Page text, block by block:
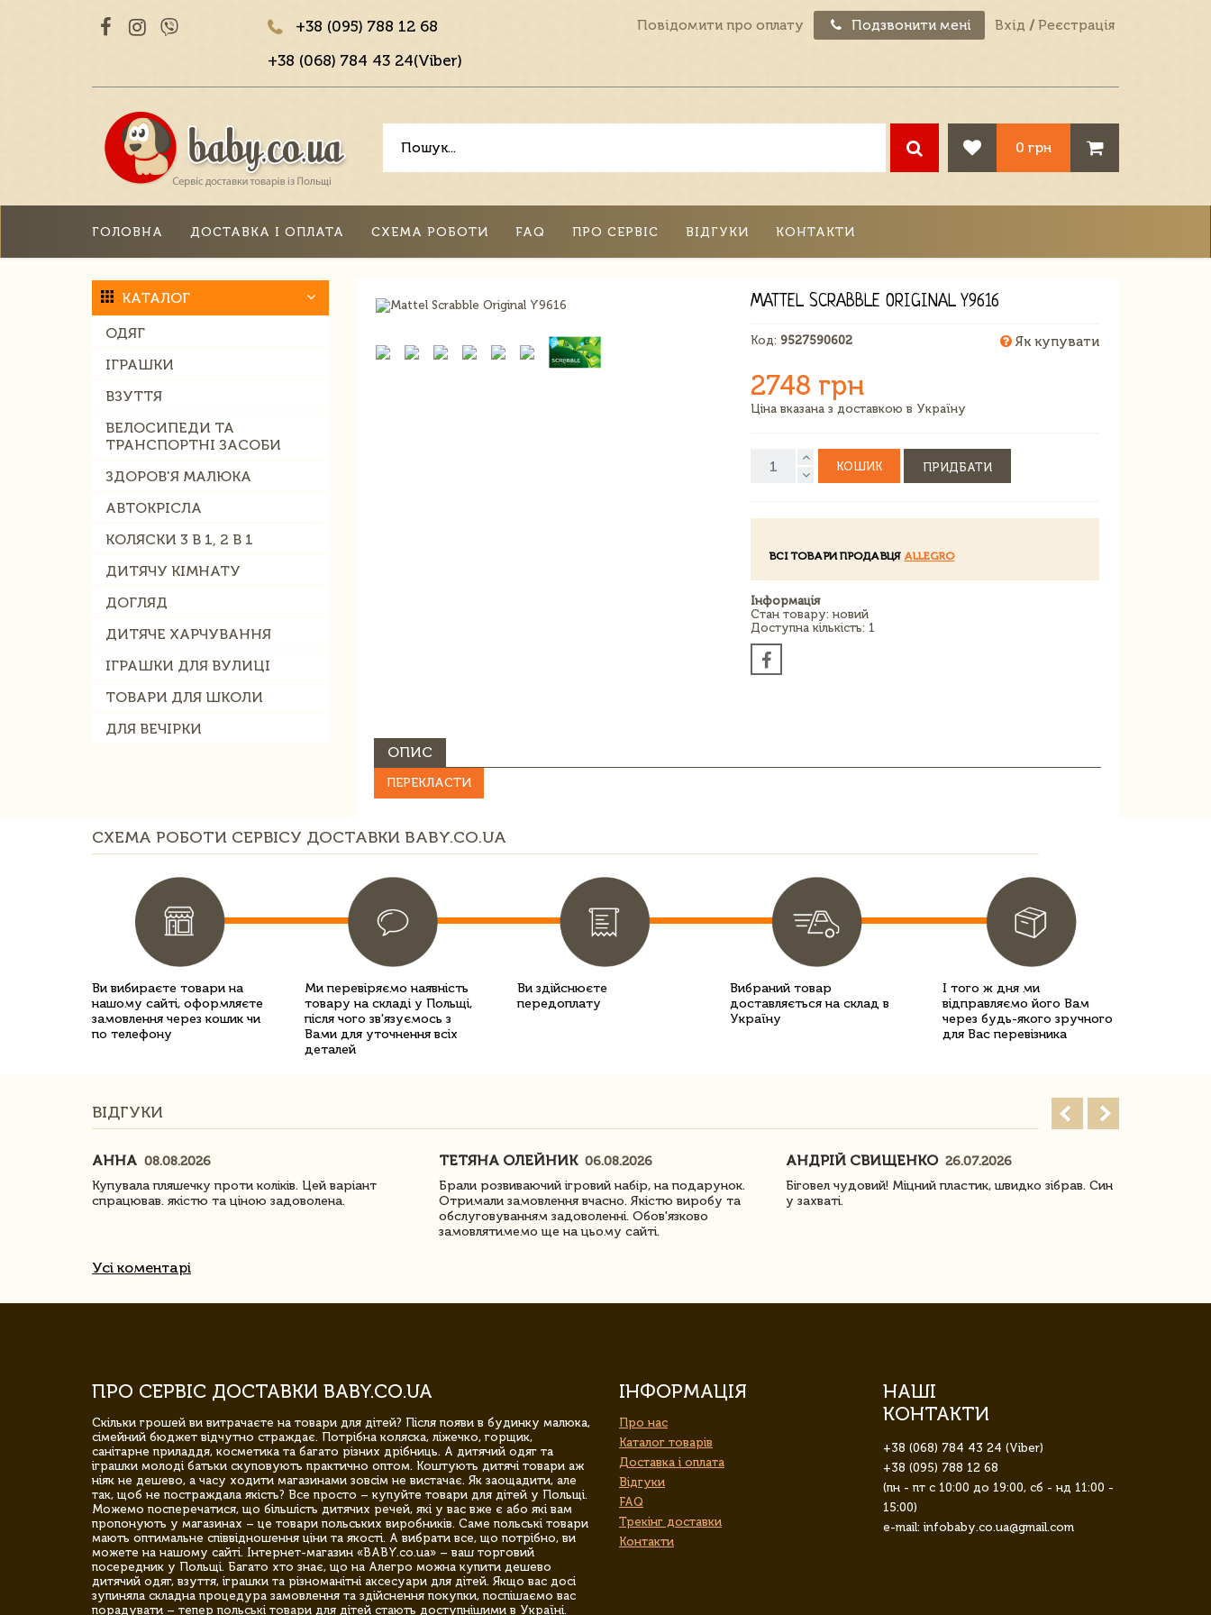
+38 (095) 788 12 68
+38 (068) 784 43 24(Viber)
Повідомити про оплату Подзвонити мені Вхід / Реєстрація
0 грн
ГОЛОВНА ДОСТАВКА І ОПЛАТА СХЕМА РОБОТИ FAQ ПРО СЕРВІС ВІДГУКИ КОНТАКТИ
КАТАЛОГ
ОДЯГ
ІГРАШКИ
ВЗУТТЯ
ВЕЛОСИПЕДИ ТА
ТРАНСПОРТНІ ЗАСОБИ
ЗДОРОВ'Я МАЛЮКА
АВТОКРІСЛА
КОЛЯСКИ 3 В 1, 2 В 1
ДИТЯЧУ КІМНАТУ
ДОГЛЯД
ДИТЯЧЕ ХАРЧУВАННЯ
ІГРАШКИ ДЛЯ ВУЛИЦІ
ТОВАРИ ДЛЯ ШКОЛИ
ДЛЯ ВЕЧІРКИ
MATTEL SCRABBLE ORIGINAL Y9616
Код:9527590602 Як купувати
2748 грн
Ціна вказана з доставкою в Україну
КОШИК ПРИДБАТИ
ВСІ ТОВАРИ ПРОДАВЦЯ ALLEGRO
Інформація
Стан товару: новий
Доступна кількість: 1
ОПИС
ПЕРЕКЛАСТИ
СХЕМА РОБОТИ СЕРВІСУ ДОСТАВКИ BABY.CO.UA
Ви вибираєте товари на
нашому сайті, оформляєте
замовлення через кошик чи
по телефону
Ми перевіряємо наявність
товару на складі у Польщі,
після чого зв'язуємось з
Вами для уточнення всіх
деталей
Ви здійснюєте
передоплату
Вибраний товар
доставляється на склад в
Україну
І того ж дня ми
відправляємо його Вам
через будь-якого зручного
для Вас перевізника
ВІДГУКИ
АННА 08.08.2026
Купувала пляшечку проти коліків. Цей варіант
спрацював. якістю та ціною задоволена.
ТЕТЯНА ОЛЕЙНИК 06.08.2026
Брали розвиваючий ігровий набір, на подарунок.
Отримали замовлення вчасно. Якістю виробу та
обслуговуванням задоволенні. Обов'язково
замовлятимемо ще на цьому сайті.
АНДРІЙ СВИЩЕНКО 26.07.2026
Біговел чудовий! Міцний пластик, швидко зібрав. Син
у захваті.
Усі коментарі
ПРО СЕРВІС ДОСТАВКИ BABY.CO.UA
Скільки грошей ви витрачаєте на товари для дітей? Після появи в будинку малюка,
сімейний бюджет відчутно страждає. Потрібна коляска, ліжечко, горщик,
санітарне приладдя, косметика та багато різних дрібниць. А дитячий одяг та
іграшки молоді батьки скуповують практично оптом. Коштують дитячі товари аж
ніяк не дешево, а часу ходити магазинами зовсім не вистачає. Як заощадити, але
так, щоб не постраждала якість? Все просто – купуйте товари для дітей у Польщі.
Можемо посперечатися, що більшість дитячих речей, які у вас вже є або які вам
пропонують у магазинах – це товари польських виробників. Саме польські товари
мають оптимальне співвідношення ціни та якості. А вибрати все, що потрібно, ви
можете на нашому сайті. Інтернет-магазин «BABY.co.ua» – ваш торговий
посередник у Польщі. Багато хто знає, що на Алегро можна купити дешево
дитячий одяг, взуття, іграшки та різноманітні аксесуари для дітей. Якщо вас досі
зупиняла складна процедура замовлення та здійснення покупки, поспішаємо вас
порадувати – тепер польські товари для дітей стають доступнішими в Україні.
ІНФОРМАЦІЯ
Про нас
Каталог товарів
Доставка і оплата
Відгуки
FAQ
Трекінг доставки
Контакти
НАШІ
КОНТАКТИ
+38 (068) 784 43 24 (Viber)
+38 (095) 788 12 68
(пн - пт с 10:00 до 19:00, сб - нд 11:00 -
15:00)
e-mail: infobaby.co.ua@gmail.com